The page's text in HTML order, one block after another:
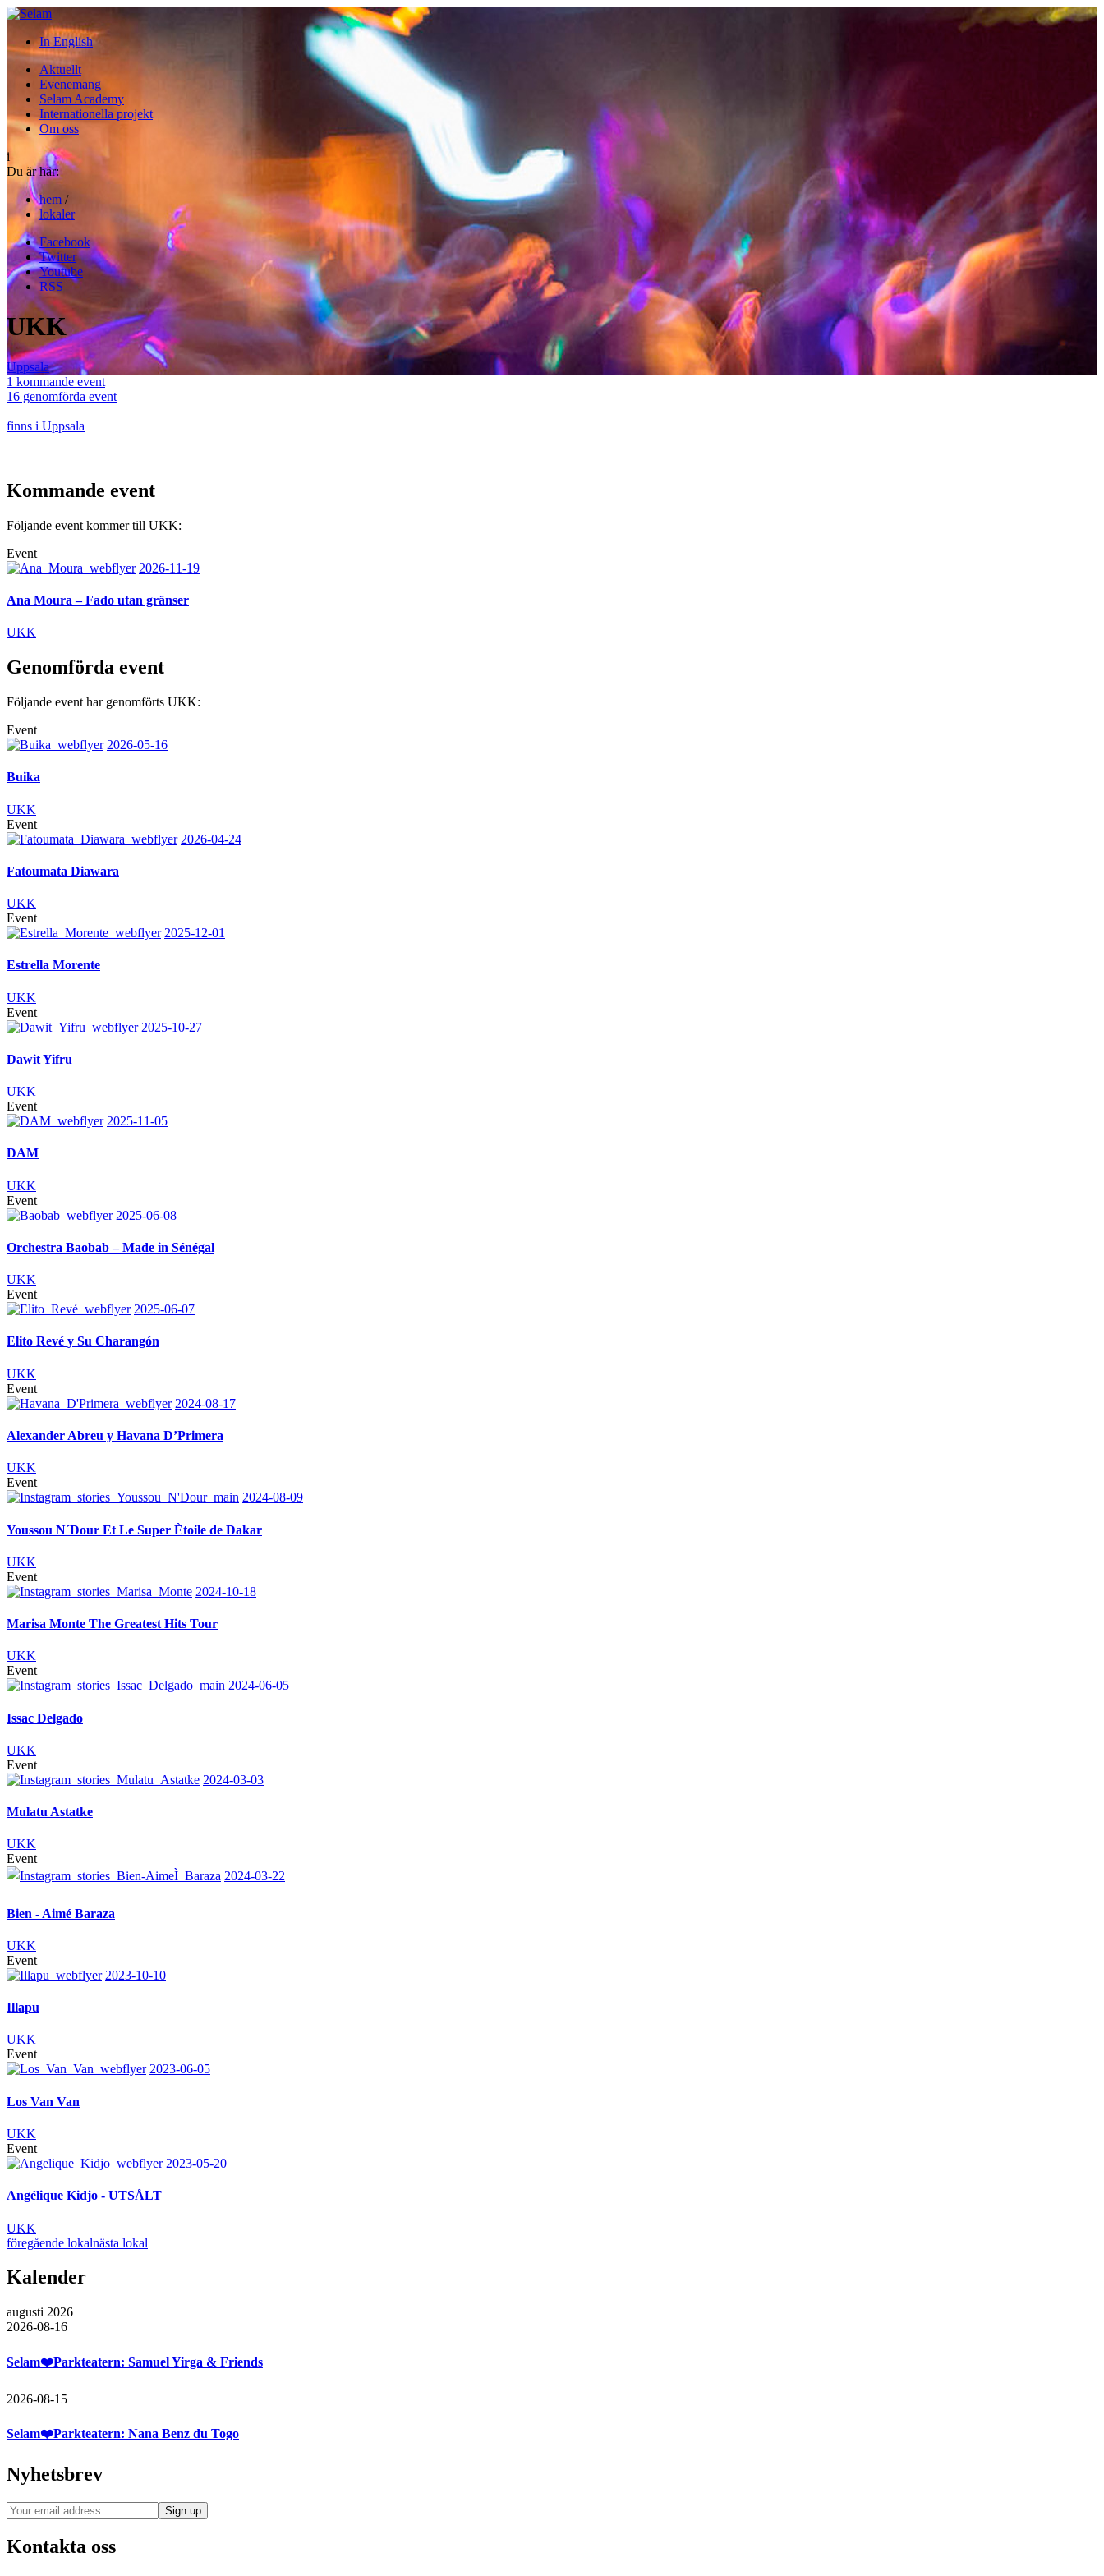
In English
Aktuellt
Evenemang
Selam Academy
Internationella projekt
Om oss
i
Du är här:
hem /
lokaler
Facebook
Twitter
Youtube
RSS
UKK
Uppsala
1 kommande event
16 genomförda event
finns i Uppsala
Kommande event
Följande event kommer till UKK:
Event
2026-11-19
Ana Moura – Fado utan gränser
UKK
Genomförda event
Följande event har genomförts UKK:
Event
2026-05-16
Buika
UKK
Event
2026-04-24
Fatoumata Diawara
UKK
Event
2025-12-01
Estrella Morente
UKK
Event
2025-10-27
Dawit Yifru
UKK
Event
2025-11-05
DAM
UKK
Event
2025-06-08
Orchestra Baobab – Made in Sénégal
UKK
Event
2025-06-07
Elito Revé y Su Charangón
UKK
Event
2024-08-17
Alexander Abreu y Havana D’Primera
UKK
Event
2024-08-09
Youssou N´Dour Et Le Super Ètoile de Dakar
UKK
Event
2024-10-18
Marisa Monte The Greatest Hits Tour
UKK
Event
2024-06-05
Issac Delgado
UKK
Event
2024-03-03
Mulatu Astatke
UKK
Event
2024-03-22
Bien - Aimé Baraza
UKK
Event
2023-10-10
Illapu
UKK
Event
2023-06-05
Los Van Van
UKK
Event
2023-05-20
Angélique Kidjo - UTSÅLT
UKK
föregående lokalnästa lokal
Kalender
augusti 2026
2026-08-16
Selam❤️Parkteatern: Samuel Yirga & Friends
2026-08-15
Selam❤️Parkteatern: Nana Benz du Togo
Nyhetsbrev
Kontakta oss